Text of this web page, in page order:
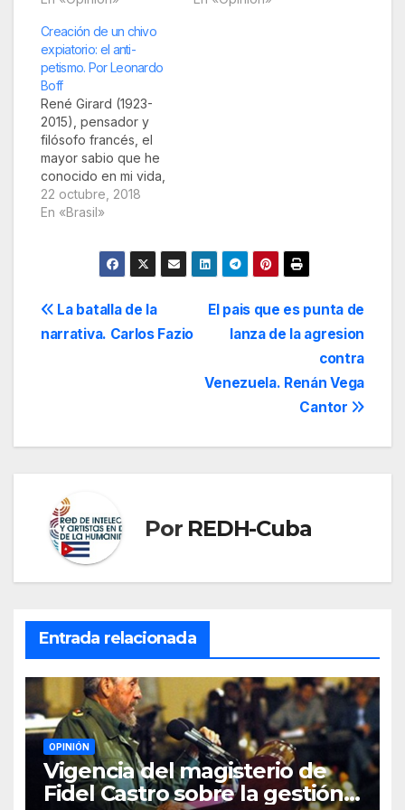
presidente, está
acusado de delitos,
rodeado de marujos-
piratas, en su mayoría
(con nobles
excepciones)
igualmente corruptos
o acusados de otros
delitos. Es…
Creación de un chivo
expiatorio: el anti-
petismo. Por Leonardo
Boff
René Girard (1923-
2015), pensador y
filósofo francés, el
mayor sabio que he
conocido en mi vida,
que estuvo con
teólogos de la
1990, dedicó gran
parte de su vasta
violencia,
necesidad que tiene
22 octubre, 2018
En «Brasil»
Navegación
El pais que es punta de
lanza de la agresion
contra
Venezuela. Renán Vega
Cantor
La batalla de la
narrativa. Carlos Fazio
Por REDH-Cuba
Entrada relacionada
OPINIÓN
Vigencia del magisterio de
Fidel Castro sobre la gestión